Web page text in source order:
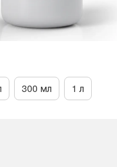
300 мл 1 л